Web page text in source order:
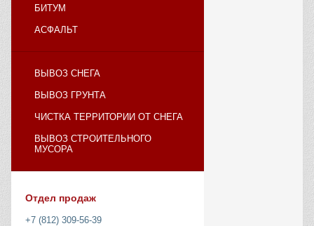
БИТУМ
АСФАЛЬТ
ВЫВОЗ СНЕГА
ВЫВОЗ ГРУНТА
ЧИСТКА ТЕРРИТОРИИ ОТ СНЕГА
ВЫВОЗ СТРОИТЕЛЬНОГО
МУСОРА
Отдел продаж
+7 (812) 309-56-39